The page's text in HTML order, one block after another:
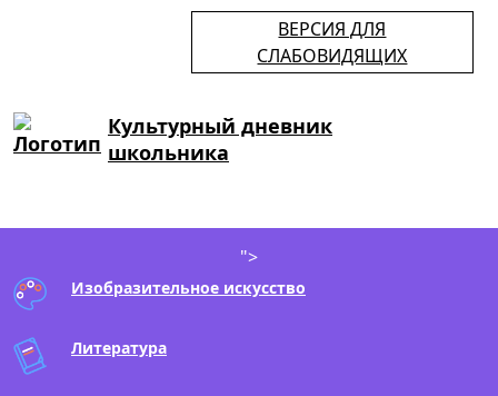
ВЕРСИЯ ДЛЯ
СЛАБОВИДЯЩИХ
Культурный дневник
школьника
">
Изобразительное искусство
Литература